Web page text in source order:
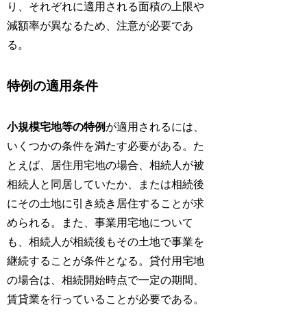
り、それぞれに適用される面積の上限や
減額率が異なるため、注意が必要であ
る。
特例の適用条件
小規模宅地等の特例 が適用されるには、
いくつかの条件を満たす必要がある。た
とえば、居住用宅地の場合、相続人が被
相続人と同居していたか、または相続後
にその土地に引き続き居住することが求
められる。また、事業用宅地について
も、相続人が相続後もその土地で事業を
継続することが条件となる。貸付用宅地
の場合は、相続開始時点で一定の期間、
賃貸業を行っていることが必要である。